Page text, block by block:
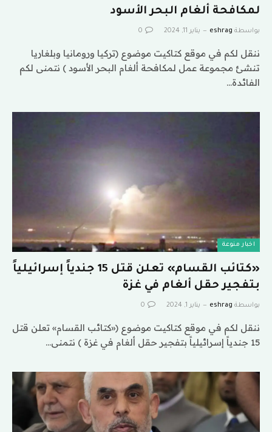
لمكافحة ألغام البحر الأسود
بواسطة eshrag يناير 11, 2024 0
ننقل لكم في موقع كتاكيت موضوع (تركيا ورومانيا وبلغاريا
تنشئ مجموعة عمل لمكافحة ألغام البحر الأسود ) نتمنى لكم
الفائدة…
اخبار منوعة
«كتائب القسام» تعلن قتل 15 جندياً إسرائيلياً
بتفجير حقل ألغام في غزة
بواسطة eshrag يناير 1, 2024 0
ننقل لكم في موقع كتاكيت موضوع («كتائب القسام» تعلن قتل
15 جندياً إسرائيلياً بتفجير حقل ألغام في غزة ) نتمنى…